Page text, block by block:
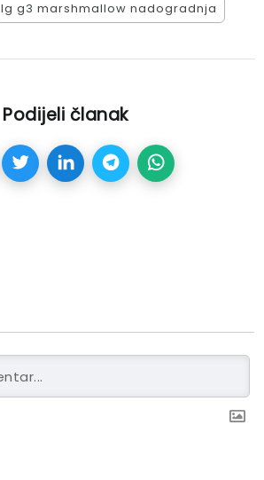
lg g3 marshmallow nadogradnja
Podijeli članak